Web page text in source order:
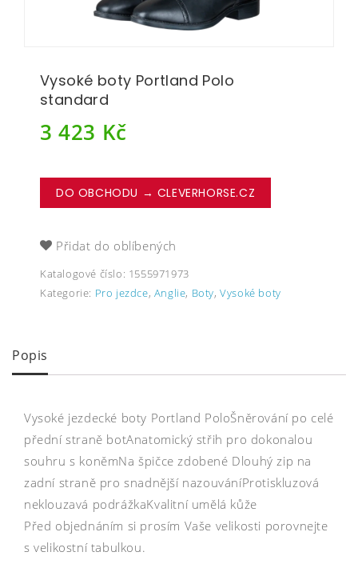
Vysoké boty Portland Polo
standard
3 423 Kč
DO OBCHODU → CLEVERHORSE.CZ
Přidat do oblíbených
Katalogové číslo: 1555971973
Kategorie: Pro jezdce, Anglie, Boty,Vysoké boty
Popis
Vysoké jezdecké boty Portland PoloŠněrování po celé
přední straně botAnatomický střih pro dokonalou
souhru s koněmNa špičce zdobené Dlouhý zip na
zadní straně pro snadnější nazouváníProtiskluzová
neklouzavá podrážkaKvalitní umělá kůže
Před objednáním si prosím Vaše velikosti porovnejte
s velikostní tabulkou.